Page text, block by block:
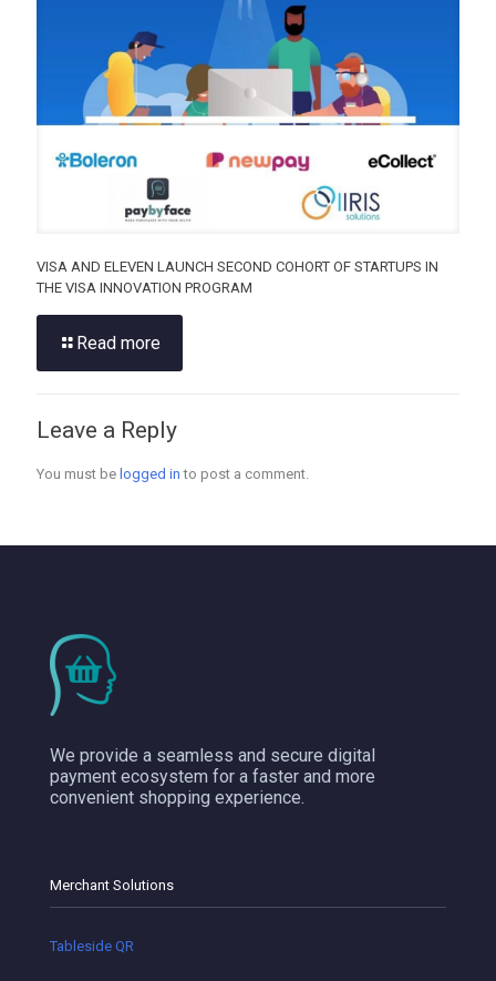
VISA AND ELEVEN LAUNCH SECOND COHORT OF STARTUPS IN
THE VISA INNOVATION PROGRAM
Read more
Leave a Reply
You must be logged in to post a comment.
We provide a seamless and secure digital
payment ecosystem for a faster and more
convenient shopping experience.
Merchant Solutions
Tableside QR